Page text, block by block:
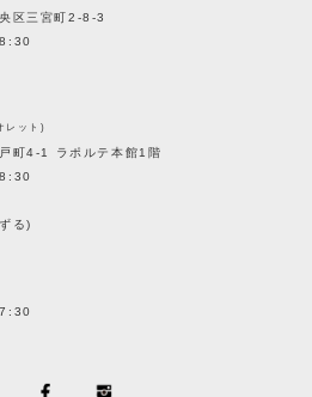
区三宮町2-8-3
レット)
町4-1 ラポルテ本館1階
る)